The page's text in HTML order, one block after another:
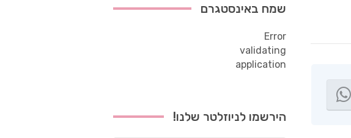
שמח באינסטגרם
Error
validating
application
הירשמו לניוזלטר שלנו!